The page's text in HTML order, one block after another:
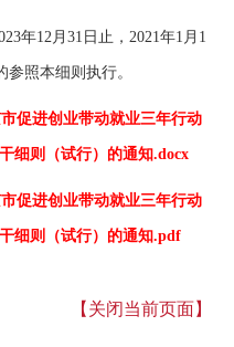
年12月31日止，2021年1月1
照本细则执行。
促进创业带动就业三年行动
细则（试行）的通知.docx
促进创业带动就业三年行动
细则（试行）的通知.pdf
【关闭当前页面】